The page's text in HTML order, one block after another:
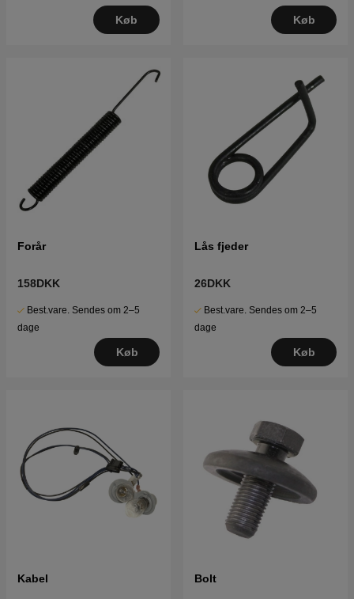
Køb Køb
Forår
158DKK
Best.vare. Sendes om 2–5
dage
Køb
Lås fjeder
26DKK
Best.vare. Sendes om 2–5
dage
Køb
Kabel Bolt